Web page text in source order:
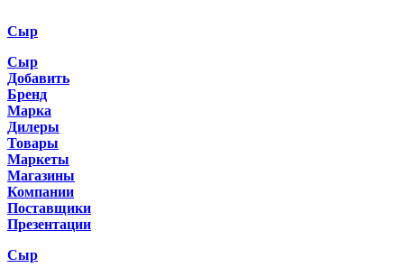
Сыр
Сыр
Добавить
Бренд
Марка
Дилеры
Товары
Маркеты
Магазины
Компании
Поставщики
Презентации
Сыр